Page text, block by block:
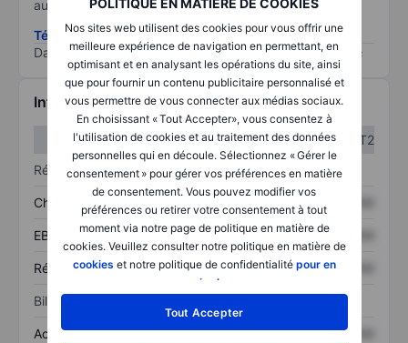
POLITIQUE EN MATIÈRE DE COOKIES
Nos sites web utilisent des cookies pour vous offrir une
meilleure expérience de navigation en permettant, en
optimisant et en analysant les opérations du site, ainsi
que pour fournir un contenu publicitaire personnalisé et
vous permettre de vous connecter aux médias sociaux.
En choisissant « Tout Accepter», vous consentez à
l'utilisation de cookies et au traitement des données
personnelles qui en découle. Sélectionnez « Gérer le
consentement » pour gérer vos préférences en matière
de consentement. Vous pouvez modifier vos
préférences ou retirer votre consentement à tout
moment via notre page de politique en matière de
cookies. Veuillez consulter notre politique en matière de
cookies et notre politique de confidentialité pour en
savoir plus
Tout Accepter
au risque le plus élevé).
Télécharger la méthodologie ESG (en anglais)
Data provided by
/
Informations financières
T1
T2
Résultats
Chiffre d’affaires
EBITDA XXXXXXX XXXXXXX
Résultat net XXXXXXX XXXXXXX
Bilan
Actif total XXXXXXX XXXXXXX